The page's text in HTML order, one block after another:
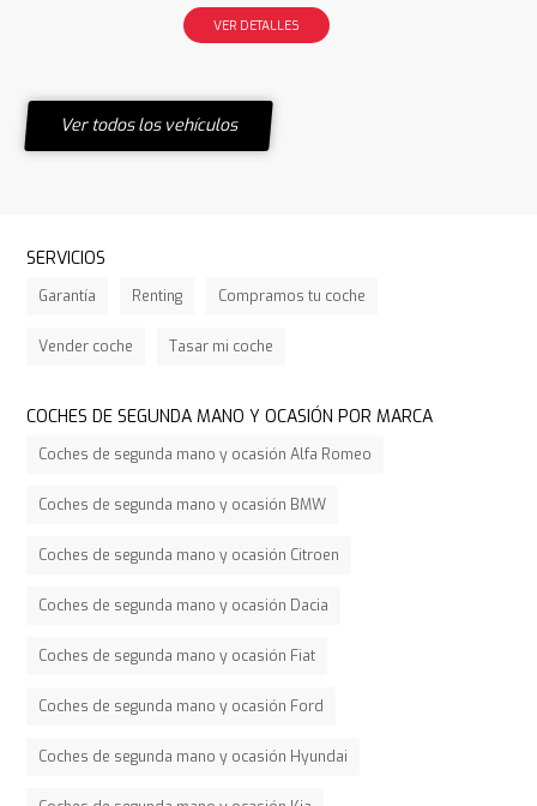
VER DETALLES
Ver todos los vehículos
SERVICIOS
Garantía Renting Compramos tu coche
Vender coche Tasar mi coche
COCHES DE SEGUNDA MANO Y OCASIÓN POR MARCA
Coches de segunda mano y ocasión Alfa Romeo
Coches de segunda mano y ocasión BMW
Coches de segunda mano y ocasión Citroen
Coches de segunda mano y ocasión Dacia
Coches de segunda mano y ocasión Fiat
Coches de segunda mano y ocasión Ford
Coches de segunda mano y ocasión Hyundai